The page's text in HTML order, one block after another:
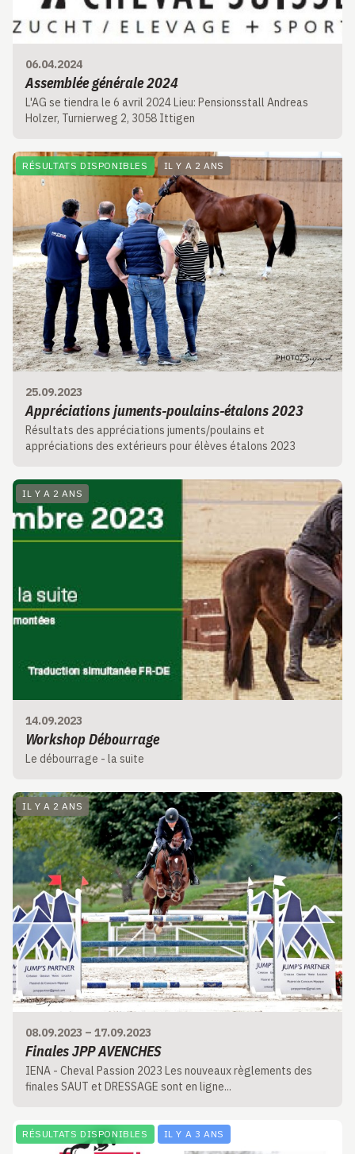
06.04.2024
Assemblée générale 2024
L'AG se tiendra le 6 avril 2024 Lieu: Pensionsstall Andreas
Holzer, Turnierweg 2, 3058 Ittigen
RÉSULTATS DISPONIBLES IL Y A 2 ANS
25.09.2023
Appréciations juments-poulains-étalons 2023
Résultats des appréciations juments/poulains et
appréciations des extérieurs pour élèves étalons 2023
IL Y A 2 ANS
14.09.2023
Workshop Débourrage
Le débourrage - la suite
IL Y A 2 ANS
08.09.2023 – 17.09.2023
Finales JPP AVENCHES
IENA - Cheval Passion 2023 Les nouveaux règlements des
finales SAUT et DRESSAGE sont en ligne...
RÉSULTATS DISPONIBLES IL Y A 3 ANS